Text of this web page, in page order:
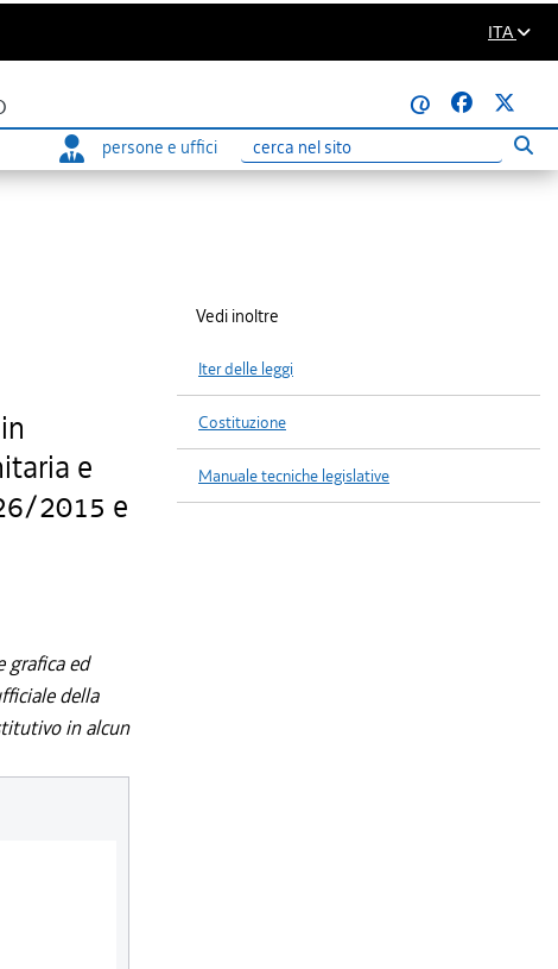
ITA
@
persone e uffici
Ricerca
e
2015 e
grafica ed
della
in alcun
Vedi inoltre
Iter delle leggi
Costituzione
Manuale tecniche legislative